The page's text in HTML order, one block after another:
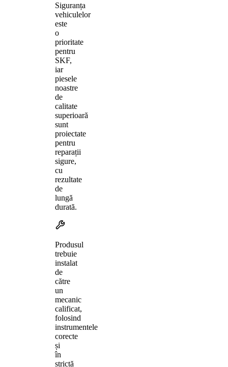
Siguranța
vehiculelor
este
o
prioritate
pentru
SKF,
iar
piesele
noastre
de
calitate
superioară
sunt
proiectate
pentru
reparații
sigure,
cu
rezultate
de
lungă
durată.
Produsul
trebuie
instalat
de
către
un
mecanic
calificat,
folosind
instrumentele
corecte
și
în
strictă